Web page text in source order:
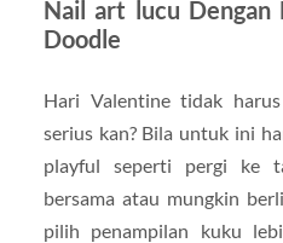
Nail art lucu
Doodle
Hari Valentine tidak
serius kan? Bila untuk ini
playful seperti pergi ke
bersama atau mungkin
pilih penampilan kuku